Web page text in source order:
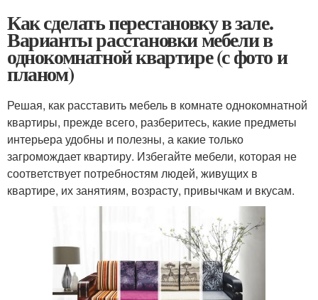
Как сделать перестановку в зале.
Варианты расстановки мебели в
однокомнатной квартире (с фото и
планом)
Решая, как расставить мебель в комнате однокомнатной
квартиры, прежде всего, разберитесь, какие предметы
интерьера удобны и полезны, а какие только
загромождает квартиру. Избегайте мебели, которая не
соответствует потребностям людей, живущих в
квартире, их занятиям, возрасту, привычкам и вкусам.